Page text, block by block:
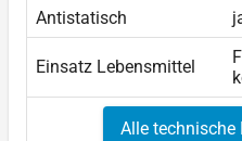
Antistatisch
Einsatz Lebensmittel
Alle technische